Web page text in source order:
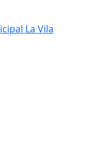
La Vila